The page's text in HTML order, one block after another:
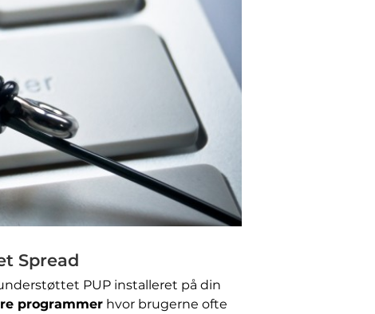
Spread
PUP installeret på din
programmer hvor brugerne ofte